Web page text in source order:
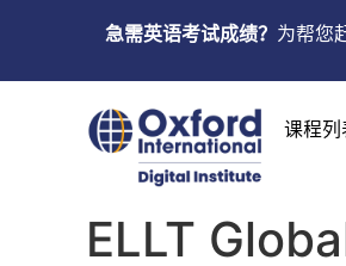
急需英语考试成绩？ 为帮您
课程列
ELLT